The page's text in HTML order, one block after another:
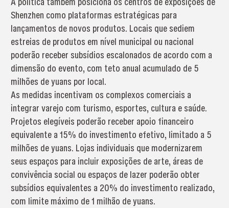
Shenzhen como plataformas estratégicas para
lançamentos de novos produtos. Locais que sediem
estreias de produtos em nível municipal ou nacional
poderão receber subsídios escalonados de acordo com a
dimensão do evento, com teto anual acumulado de 5
milhões de yuans por local.
As medidas incentivam os complexos comerciais a
integrar varejo com turismo, esportes, cultura e saúde.
Projetos elegíveis poderão receber apoio financeiro
equivalente a 15% do investimento efetivo, limitado a 5
milhões de yuans. Lojas individuais que modernizarem
seus espaços para incluir exposições de arte, áreas de
convivência social ou espaços de lazer poderão obter
subsídios equivalentes a 20% do investimento realizado,
com limite máximo de 1 milhão de yuans.